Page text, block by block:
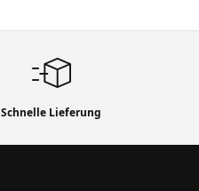
Schnelle Lieferung